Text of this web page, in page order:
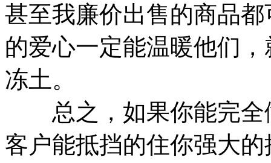
甚至我廉价出售的商品
的爱心一定能温暖他们
冻土。
总之，如果你能完全
客户能抵挡的住你强大